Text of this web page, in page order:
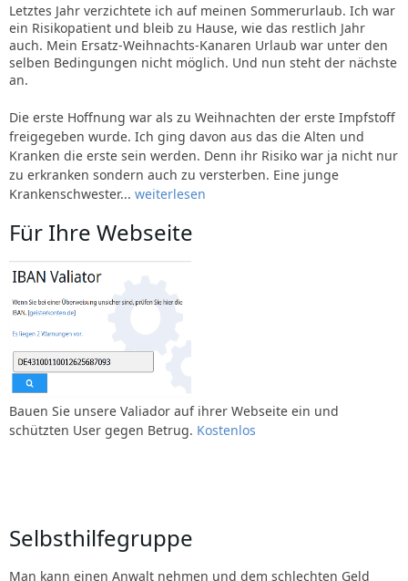
Letztes Jahr verzichtete ich auf meinen Sommerurlaub. Ich war
ein Risikopatient und bleib zu Hause, wie das restlich Jahr
auch. Mein Ersatz-Weihnachts-Kanaren Urlaub war unter den
selben Bedingungen nicht möglich. Und nun steht der nächste
an.
Die erste Hoffnung war als zu Weihnachten der erste Impfstoff
freigegeben wurde. Ich ging davon aus das die Alten und
Kranken die erste sein werden. Denn ihr Risiko war ja nicht nur
zu erkranken sondern auch zu versterben. Eine junge
Krankenschwester... weiterlesen
Für Ihre Webseite
Bauen Sie unsere Valiador auf ihrer Webseite ein und
schützten User gegen Betrug. Kostenlos
Selbsthilfegruppe
Man kann einen Anwalt nehmen und dem schlechten Geld